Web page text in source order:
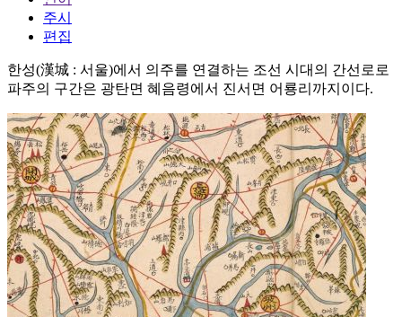
주시
편집
한성(漢城 : 서울)에서 의주를 연결하는 조선 시대의 간선로로
파주의 구간은 광탄면 혜음령에서 진서면 어룡리까지이다.